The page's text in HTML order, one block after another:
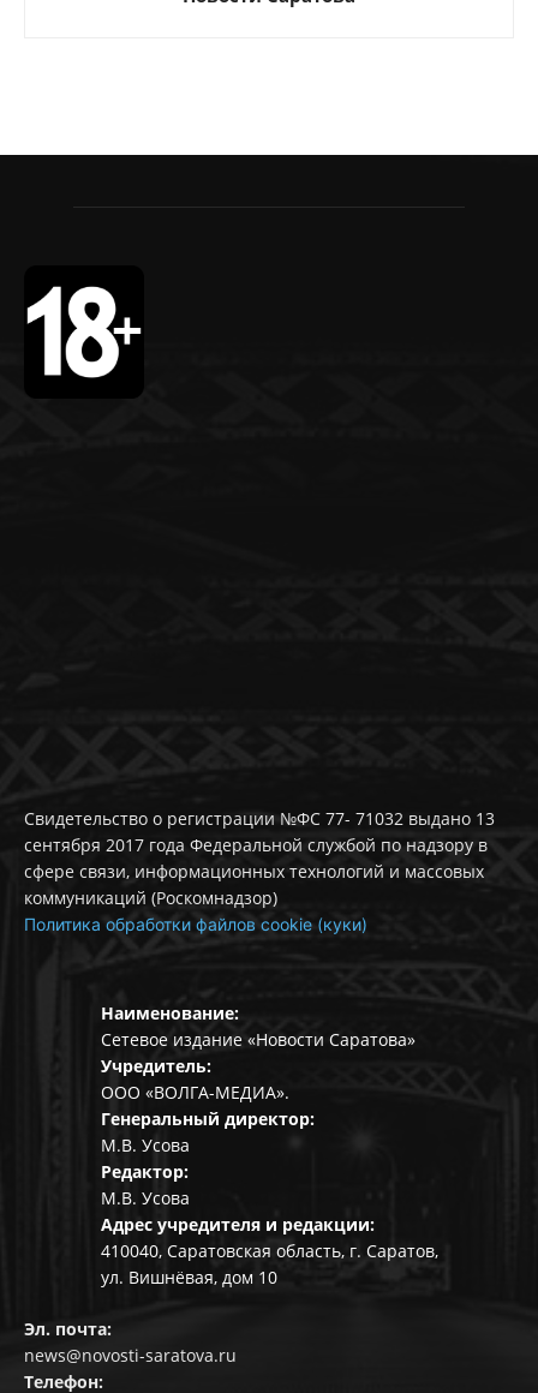
Свидетельство о регистрации №ФС 77- 71032 выдано 13
сентября 2017 года Федеральной службой по надзору в
сфере связи, информационных технологий и массовых
коммуникаций (Роскомнадзор)
Политика обработки файлов cookie (куки)
Наименование:
Сетевое издание «Новости Саратова»
Учредитель:
ООО «ВОЛГА-МЕДИА».
Генеральный директор:
М.В. Усова
Редактор:
М.В. Усова
Адрес учредителя и редакции:
410040, Саратовская область, г. Саратов,
ул. Вишнёвая, дом 10
Эл. почта:
news@novosti-saratova.ru
Телефон: